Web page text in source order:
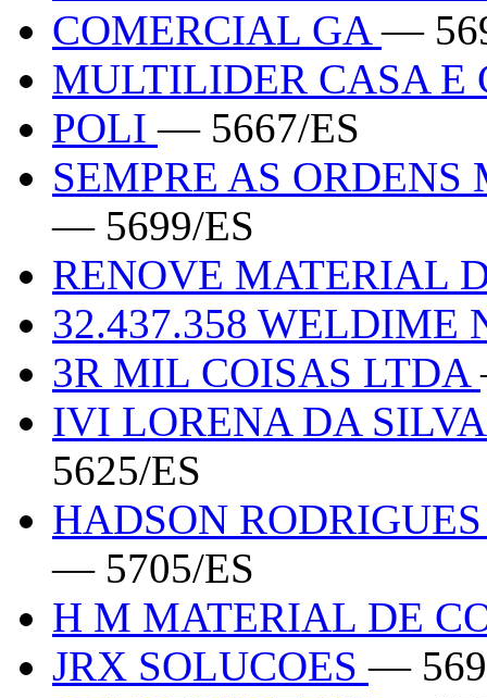
COMERCIAL GA—
MULTILIDER CASA E
POLI— 5667/ES
SEMPRE AS
— 5699/ES
RENOVE MATERIAL
32.437.358 WELDIME
3R MIL COISAS LTDA
IVI LORENA DA
5625/ES
HADSON
— 5705/ES
H M MATERIAL DE
JRX SOLUCOES—